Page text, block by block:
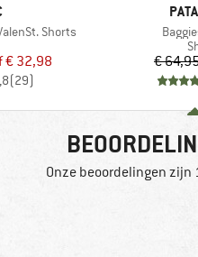
Shorts
prijs
€ 32,98
(29)
Artikel
€
Onze beoordelingen zijn